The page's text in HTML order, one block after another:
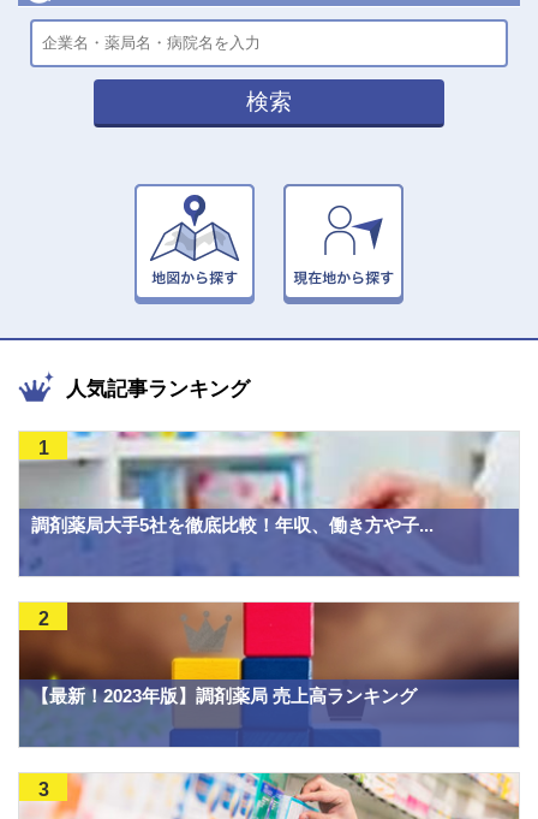
検索
人気記事ランキング
調剤薬局大手5社を徹底比較！年収、働き方や子...
1
【最新！2023年版】調剤薬局 売上高ランキング
2
3